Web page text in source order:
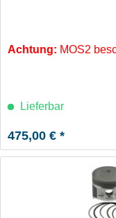
Achtung: MOS2
Lieferbar
475,00 € *